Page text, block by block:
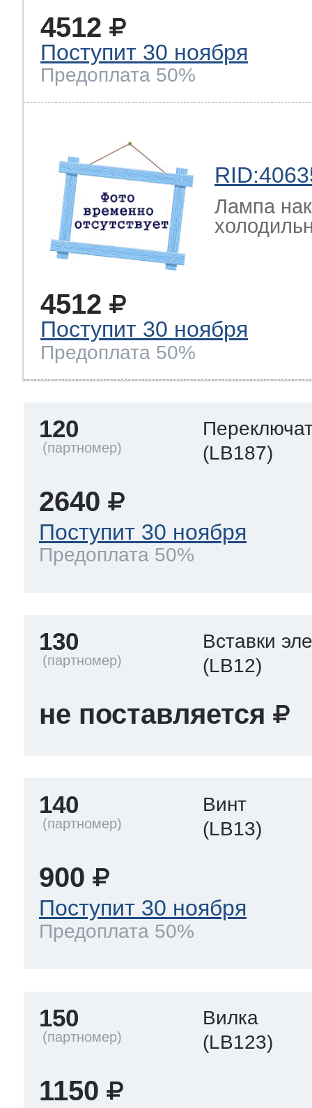
4512
Поступит 30 ноября
Предоплата 50%
Лампа
4512
Поступит 30 ноября
Предоплата 50%
120
(LB187)
2640
Поступит 30 ноября
Предоплата 50%
130
Вставки
(LB12)
не поставляется
140
Винт
(LB13)
900
Поступит 30 ноября
Предоплата 50%
150
Вилка
(LB123)
1150